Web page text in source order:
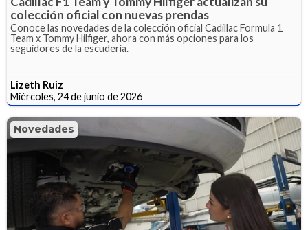
colección oficial con nuevas prendas
Conoce las novedades de la colección oficial Cadillac Formula 1
Team x Tommy Hilfiger, ahora con más opciones para los
seguidores de la escudería.
Lizeth Ruiz
Miércoles, 24 de junio de 2026
Novedades